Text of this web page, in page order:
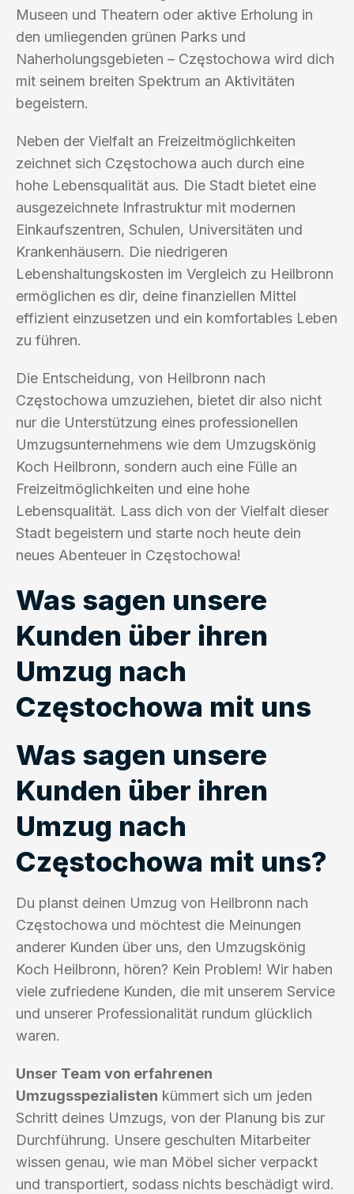
Museen und Theatern oder aktive Erholung in
den umliegenden grünen Parks und
Naherholungsgebieten – Częstochowa wird dich
mit seinem breiten Spektrum an Aktivitäten
begeistern.
Neben der Vielfalt an Freizeitmöglichkeiten
zeichnet sich Częstochowa auch durch eine
hohe Lebensqualität aus. Die Stadt bietet eine
ausgezeichnete Infrastruktur mit modernen
Einkaufszentren, Schulen, Universitäten und
Krankenhäusern. Die niedrigeren
Lebenshaltungskosten im Vergleich zu Heilbronn
ermöglichen es dir, deine finanziellen Mittel
effizient einzusetzen und ein komfortables Leben
zu führen.
Die Entscheidung, von Heilbronn nach
Częstochowa umzuziehen, bietet dir also nicht
nur die Unterstützung eines professionellen
Umzugsunternehmens wie dem Umzugskönig
Koch Heilbronn, sondern auch eine Fülle an
Freizeitmöglichkeiten und eine hohe
Lebensqualität. Lass dich von der Vielfalt dieser
Stadt begeistern und starte noch heute dein
neues Abenteuer in Częstochowa!
Was sagen unsere
Kunden über ihren
Umzug nach
Częstochowa mit uns
Was sagen unsere
Kunden über ihren
Umzug nach
Częstochowa mit uns?
Du planst deinen Umzug von Heilbronn nach
Częstochowa und möchtest die Meinungen
anderer Kunden über uns, den Umzugskönig
Koch Heilbronn, hören? Kein Problem! Wir haben
viele zufriedene Kunden, die mit unserem Service
und unserer Professionalität rundum glücklich
waren.
Unser Team von erfahrenen
Umzugsspezialisten kümmert sich um jeden
Schritt deines Umzugs, von der Planung bis zur
Durchführung. Unsere geschulten Mitarbeiter
wissen genau, wie man Möbel sicher verpackt
und transportiert, sodass nichts beschädigt wird.